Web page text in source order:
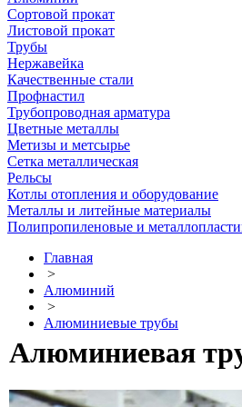
Сортовой прокат
Листовой прокат
Трубы
Нержавейка
Качественные стали
Профнастил
Трубопроводная арматура
Цветные металлы
Метизы и метсырье
Сетка металлическая
Рельсы
Котлы отопления и оборудование
Металлы и литейные материалы
Полипропиленовые и
Главная
>
Алюминий
>
Алюминиевые трубы
Алюминиевая